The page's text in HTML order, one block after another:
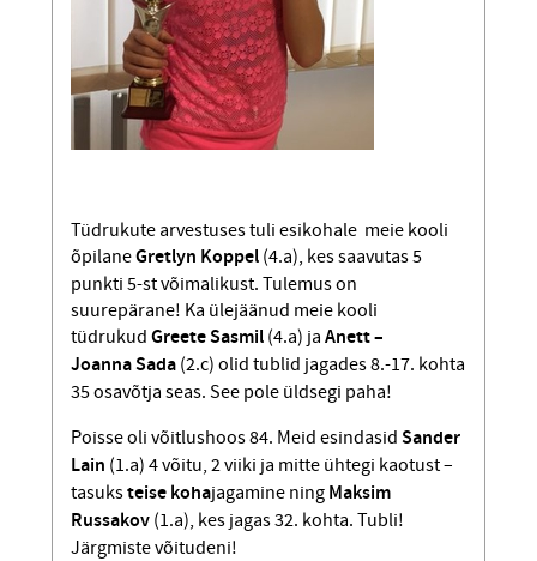
Tüdrukute arvestuses tuli esikohale meie kooli
õpilaneGretlyn Koppel (4.a), kes saavutas 5
punkti 5-st võimalikust. Tulemus on
suurepärane! Ka ülejäänud meie kooli
tüdrukud Greete Sasmil (4.a) ja Anett –
Joanna Sada (2.c) olid tublid jagades 8.-17. kohta
35 osavõtja seas. See pole üldsegi paha!
Poisse oli võitlushoos 84. Meid esindasid Sander
Lain (1.a) 4 võitu, 2 viiki ja mitte ühtegi kaotust –
tasuksteise kohajagamine ning Maksim
Russakov (1.a), kes jagas 32. kohta. Tubli!
Järgmiste võitudeni!